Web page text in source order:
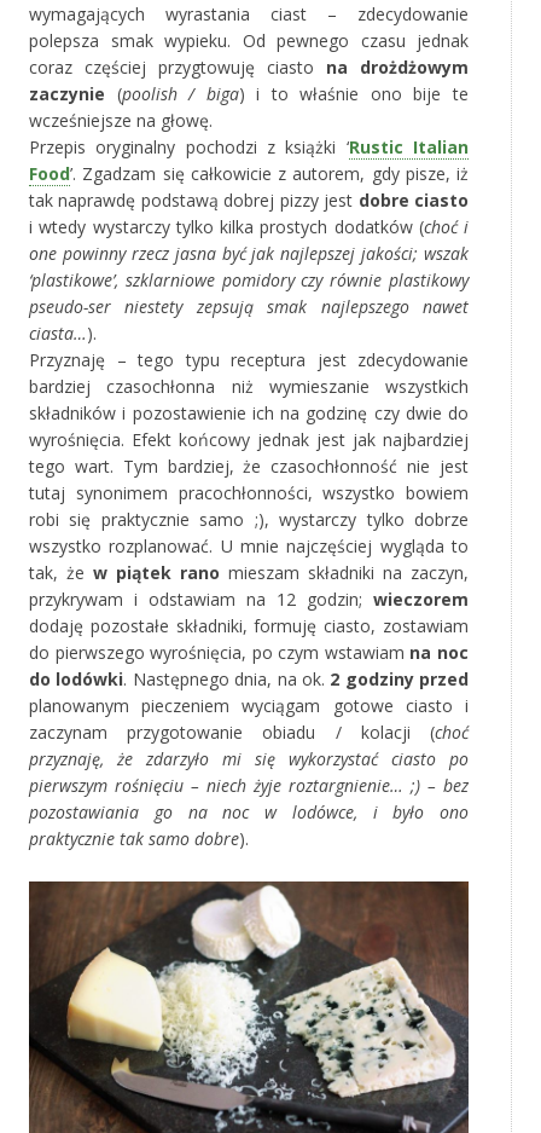
wymagających wyrastania ciast – zdecydowanie
polepsza smak wypieku. Od pewnego czasu jednak
coraz częściej przygtowuję ciasto na drożdżowym
zaczynie (poolish / biga) i to właśnie ono bije te
wcześniejsze na głowę.
Przepis oryginalny pochodzi z książki ‘Rustic Italian
Food’. Zgadzam się całkowicie z autorem, gdy pisze, iż
tak naprawdę podstawą dobrej pizzy jest dobre ciasto
i wtedy wystarczy tylko kilka prostych dodatków (choć i
one powinny rzecz jasna być jak najlepszej jakości; wszak
‘plastikowe’, szklarniowe pomidory czy równie plastikowy
pseudo-ser niestety zepsują smak najlepszego nawet
ciasta…).
Przyznaję – tego typu receptura jest zdecydowanie
bardziej czasochłonna niż wymieszanie wszystkich
składników i pozostawienie ich na godzinę czy dwie do
wyrośnięcia. Efekt końcowy jednak jest jak najbardziej
tego wart. Tym bardziej, że czasochłonność nie jest
tutaj synonimem pracochłonności, wszystko bowiem
robi się praktycznie samo ;), wystarczy tylko dobrze
wszystko rozplanować. U mnie najczęściej wygląda to
tak, że w piątek rano mieszam składniki na zaczyn,
przykrywam i odstawiam na 12 godzin; wieczorem
dodaję pozostałe składniki, formuję ciasto, zostawiam
do pierwszego wyrośnięcia, po czym wstawiam na noc
do lodówki. Następnego dnia, na ok. 2 godziny przed
planowanym pieczeniem wyciągam gotowe ciasto i
zaczynam przygotowanie obiadu / kolacji (choć
przyznaję, że zdarzyło mi się wykorzystać ciasto po
pierwszym rośnięciu – niech żyje roztargnienie… ;) – bez
pozostawiania go na noc w lodówce, i było ono
praktycznie tak samo dobre).